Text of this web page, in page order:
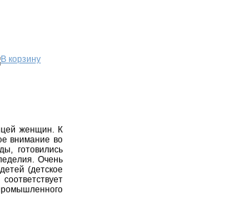
женщин. К
внимание во
готовились
Очень
(детское